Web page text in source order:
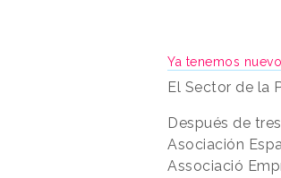
Ya tenemos
El Sector de la
Después de
Asociación
Associació